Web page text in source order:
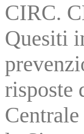
CIRC.
Quesiti
risposte